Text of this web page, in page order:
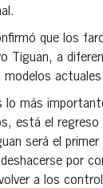
que los
Tiguan, a
modelos actuales.
lo más
está el
será el primer
por
a los